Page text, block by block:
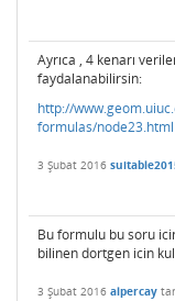
Ayrıca , 4 kenarı
faydalanabilirsin:
http://
formulas/node23.html
3 Şubat 2016
Bu formulu bu soru
bilinen dortgen icin
3 Şubat 2016 alpercay